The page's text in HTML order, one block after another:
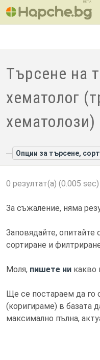
BETA
Търсене на
хематолог
Опции за търсене,
0 резултат(а) (0.005 sec)
За съжаление, няма
Заповядайте, опитайте
сортиране и
Моля, пишете ни какво
Ще се постараем да го
(коригираме) в базата
максимално пълна,